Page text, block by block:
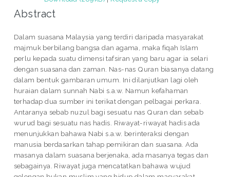
Abstract
Dalam suasana Malaysia yang terdiri daripada masyarakat
majmuk berbilang bangsa dan agama, maka fiqah Islam
perlu kepada suatu dimensi tafsiran yang baru agar ia selari
dengan suasana dan zaman. Nas-nas Quran biasanya datang
dalam bentuk gambaran umum. Ini dilanjutkan lagi oleh
huraian dalam sunnah Nabi s.a.w. Namun kefahaman
terhadap dua sumber ini terikat dengan pelbagai perkara.
Antaranya sebab nuzul bagi sesuatu nas Quran dan sebab
wurud bagi sesuatu nas hadis. Riwayat-riwayat hadis ada
menunjukkan bahawa Nabi s.a.w. berinteraksi dengan
manusia berdasarkan tahap pemikiran dan suasana. Ada
masanya dalam suasana berjenaka, ada masanya tegas dan
sebagainya. Riwayat juga mencatatkan bahawa wujud